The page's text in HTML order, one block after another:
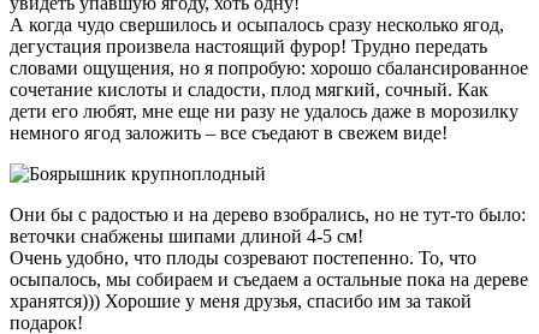
А когда чудо свершилось и осыпалось сразу несколько ягод,
дегустация произвела настоящий фурор! Трудно передать
словами ощущения, но я попробую: хорошо сбалансированное
сочетание кислоты и сладости, плод мягкий, сочный. Как
дети его любят, мне еще ни разу не удалось даже в морозилку
немного ягод заложить – все съедают в свежем виде!
Они бы с радостью и на дерево взобрались, но не тут-то было:
веточки снабжены шипами длиной 4-5 см!
Очень удобно, что плоды созревают постепенно. То, что
осыпалось, мы собираем и съедаем а остальные пока на дереве
хранятся))) Хорошие у меня друзья, спасибо им за такой
подарок!